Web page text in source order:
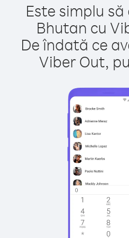
Este simplu
Bhutan cu
De îndată ce
Viber Out,